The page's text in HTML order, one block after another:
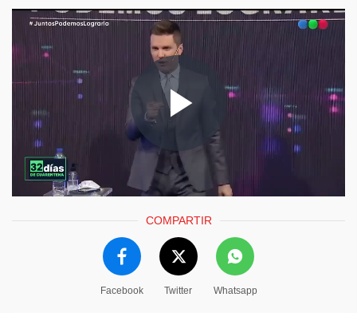
COMPARTIR
Facebook Twitter Whatsapp